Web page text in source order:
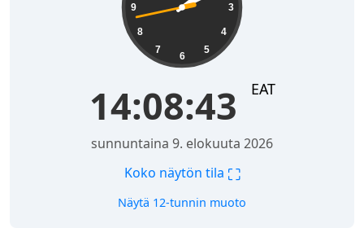
3
4
5
6
7
8
9
14:08:44 EAT
sunnuntaina 9. elokuuta 2026
Koko näytön tila ⛶
Näytä 12-tunnin muoto